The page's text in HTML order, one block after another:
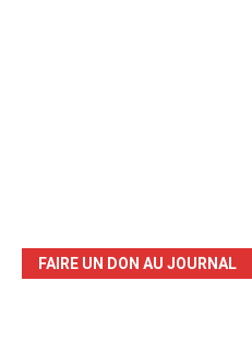
FAIRE UN DON AU JOURNAL